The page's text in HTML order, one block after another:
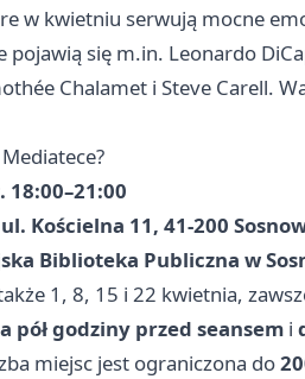
w kwietniu serwują mocne
się m.in. Leonardo
Chalamet i Steve Carell.
Kościelna 11, 41-200
Biblioteka Publiczna w
1, 8, 15 i 22 kwietnia,
pół godziny przed seansem i
miejsc jest ograniczona do